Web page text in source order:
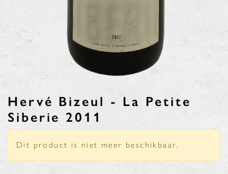
Hervé Bizeul - La Petite
Siberie 2011
Dit product is niet meer beschikbaar.